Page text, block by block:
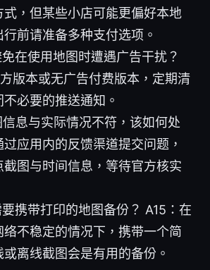
式，但某些小店可能更偏好本地
前请准备多种支付选项。
在使用地图时遭遇广告干扰？
版本或无广告付费版本，定期清
必要的推送通知。
息与实际情况不符，该如何处
应用内的反馈渠道提交问题，
截图与时间信息，等待官方核实
携带打印的地图备份？ A15：在
不稳定的情况下，携带一个简
离线截图会是有用的备份。